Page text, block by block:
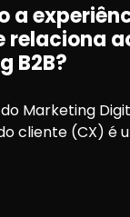
a
relaciona
B2B?
Marketing
cliente (CX) é